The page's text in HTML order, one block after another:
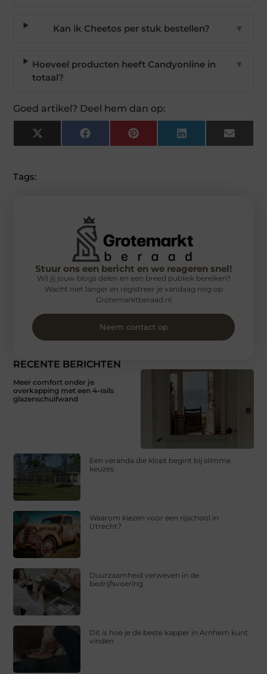
Kan ik Cheetos per stuk bestellen? ▼
Hoeveel producten heeft Candyonline in
totaal?
▼
Goed artikel? Deel hem dan op:
X
(Twitter)
FacebookPinterest LinkedIn Email
Tags:
RECENTE BERICHTEN
Meer comfort onder je
overkapping met een 4-rails
glazenschuifwand
Een veranda die klopt begint bij slimme
keuzes
Waarom kiezen voor een rijschool in
Utrecht?
Duurzaamheid verweven in de
bedrijfsvoering
Dit is hoe je de beste kapper in Arnhem kunt
vinden
Stuur ons een bericht en we reageren snel!
Wil jij jouw blogs delen en een breed publiek bereiken?
Wacht niet langer en registreer je vandaag nog op
Grotemarktberaad.nl
Neem contact op